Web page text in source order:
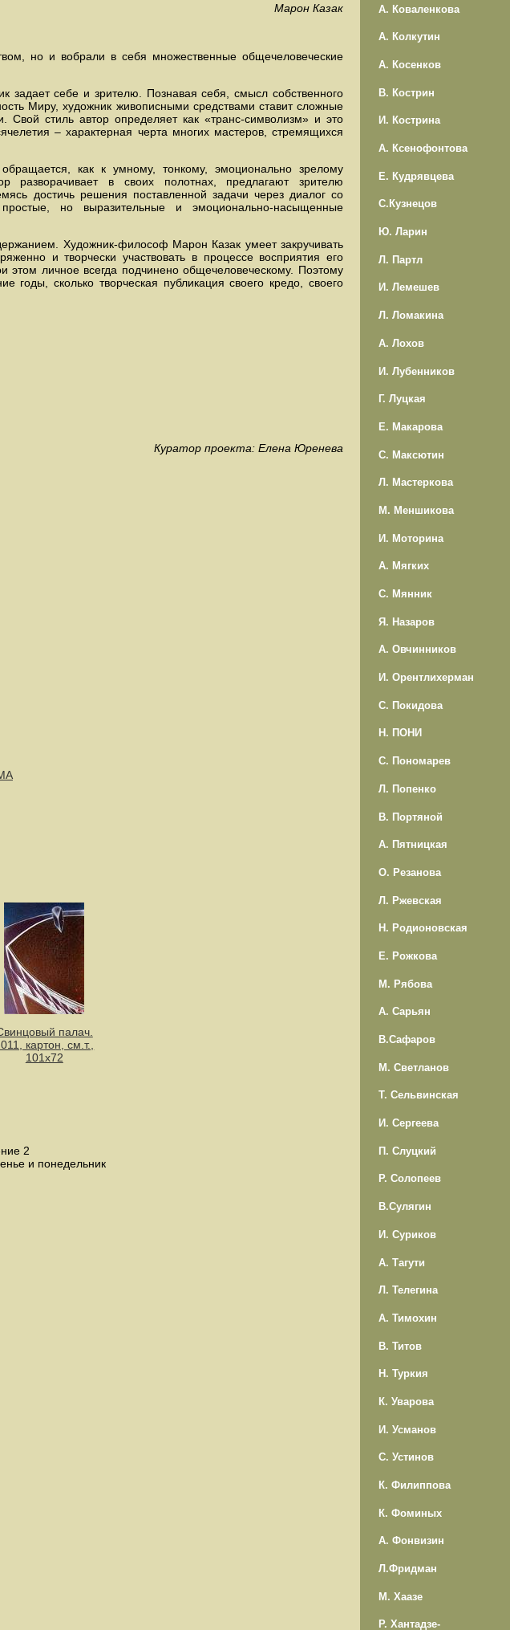
Марон Казак
но и вобрали в себя множественные общечеловеческие
задает себе и зрителю. Познавая себя, смысл собственного
Миру, художник живописными средствами ставит сложные
Свой стиль автор определяет как «транс-символизм» и это
– характерная черта многих мастеров, стремящихся
как к умному, тонкому, эмоционально зрелому
разворачивает в своих полотнах, предлагают зрителю
достичь решения поставленной задачи через диалог со
но выразительные и эмоционально-насыщенные
Художник-философ Марон Казак умеет закручивать
и творчески участвовать в процессе восприятия его
этом личное всегда подчинено общечеловеческому. Поэтому
годы, сколько творческая публикация своего кредо, своего
Куратор проекта: Елена Юренева
палач.
картон, см.т.,
101х72
2
и понедельник
А. Коваленкова
А. Колкутин
А. Косенков
В. Кострин
И. Кострина
А. Ксенофонтова
Е. Кудрявцева
С.Кузнецов
Ю. Ларин
Л. Партл
И. Лемешев
Л. Ломакина
А. Лохов
И. Лубенников
Г. Луцкая
Е. Макарова
С. Максютин
Л. Мастеркова
М. Меншикова
И. Моторина
А. Мягких
С. Мянник
Я. Назаров
А. Овчинников
И. Орентлихерман
С. Покидова
Н. ПОНИ
С. Пономарев
Л. Попенко
В. Портяной
А. Пятницкая
О. Резанова
Л. Ржевская
Н. Родионовская
Е. Рожкова
М. Рябова
А. Сарьян
В.Сафаров
М. Светланов
Т. Сельвинская
И. Сергеева
П. Слуцкий
Р. Солопеев
В.Сулягин
И. Суриков
А. Тагути
Л. Телегина
А. Тимохин
В. Титов
Н. Туркия
К. Уварова
И. Усманов
С. Устинов
К. Филиппова
К. Фоминых
А. Фонвизин
Л.Фридман
М. Хаазе
Р. Хантадзе-